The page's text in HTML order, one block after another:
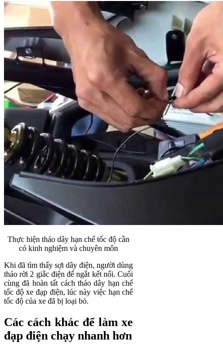
Thực hiện tháo dây hạn chế tốc độ cần
có kinh nghiệm và chuyên môn
Khi đã tìm thấy sợi dây điện, người dùng
tháo rời 2 giắc điện để ngắt kết nối. Cuối
cùng đã hoàn tất cách tháo dây hạn chế
tốc độ xe đạp điện, lúc này việc hạn chế
tốc độ của xe đã bị loại bỏ.
Các cách khác để làm xe
đạp điện chạy nhanh hơn